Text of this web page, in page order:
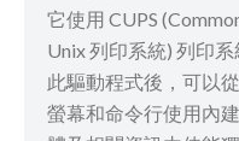
它使用 CUPS
Unix 列印系統) 列印
此驅動程式後，可以
螢幕和命令行使用內